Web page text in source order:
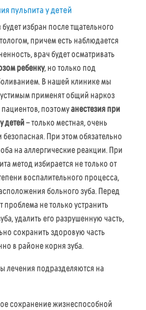
пульпита у детей
избран после тщательного
причем есть наблюдается
врач будет осматривать
ребенку, но только под
В нашей клинике мы
применят общий наркоз
поэтомуанестезия при
детей– только местная, очень
безопасная. При этом обязательно
на аллергические реакции. При
метод избирается не только от
воспалительного процесса,
больного зуба. Перед
проблема не только устранить
удалить его разрушенную часть,
сохранить здоровую часть
в районе корня зуба.
лечения подразделяются на
сохранение жизнеспособной